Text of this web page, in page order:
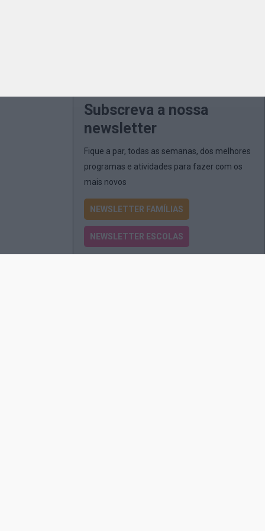
Subscreva a nossa
newsletter
Fique a par, todas as semanas, dos melhores
programas e atividades para fazer com os
mais novos
NEWSLETTER FAMÍLIAS
NEWSLETTER ESCOLAS